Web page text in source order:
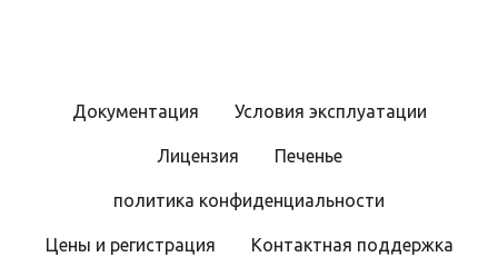
Документация Условия эксплуатации
Лицензия Печенье
политика конфиденциальности
Цены и регистрация Контактная поддержка